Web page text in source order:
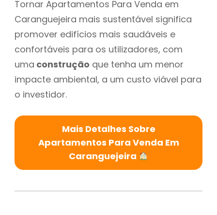
Tornar Apartamentos Para Venda em
Caranguejeira mais sustentável significa
promover edifícios mais saudáveis e
confortáveis para os utilizadores, com
uma construção que tenha um menor
impacte ambiental, a um custo viável para
o investidor.
Mais Detalhes Sobre
Apartamentos Para Venda Em
Caranguejeira